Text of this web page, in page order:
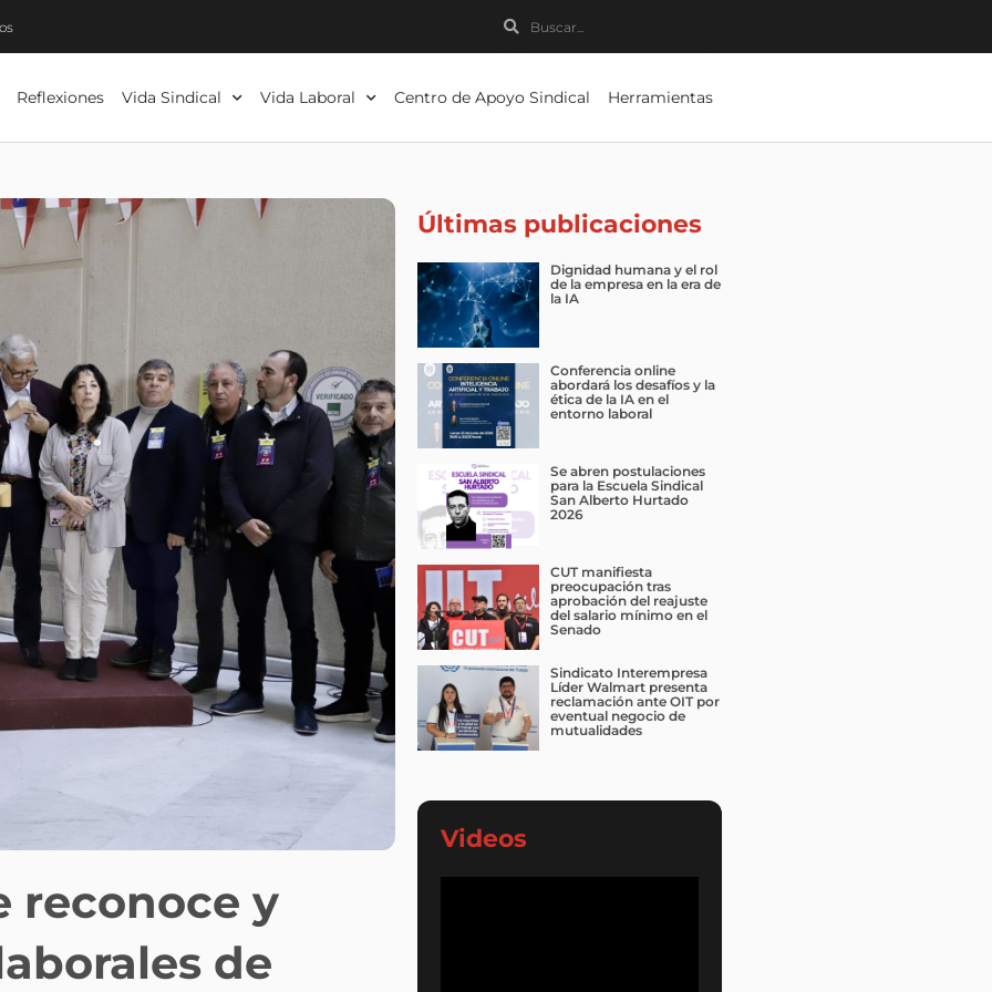
Buscar
Reflexiones Vida Sindical Vida Laboral Centro de Apoyo Sindical Herramientas
reconoce y
de
Últimas publicaciones
Dignidad humana y el rol
de la empresa en la era de
la IA
Conferencia online
abordará los desafíos y la
ética de la IA en el
entorno laboral
Se abren postulaciones
para la Escuela Sindical
San Alberto Hurtado
2026
CUT manifiesta
preocupación tras
aprobación del reajuste
del salario mínimo en el
Senado
Sindicato Interempresa
Líder Walmart presenta
reclamación ante OIT por
eventual negocio de
mutualidades
Videos